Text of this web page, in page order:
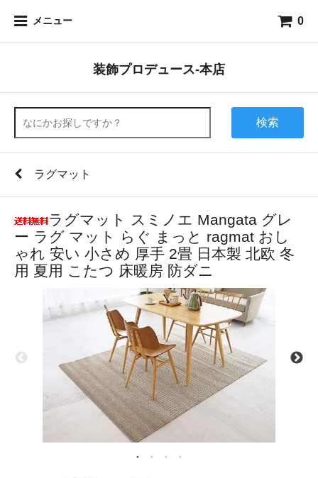
メニュー 0
装飾プロデュース-本店
検索
ラグマット
ラグマット スミノエ Mangata グレ
ー ラグ マット らぐ まっと ragmat おし
ゃれ 安い 小さめ 厚手 2畳 日本製 北欧 冬
用 夏用 こたつ 床暖房 防ダニ